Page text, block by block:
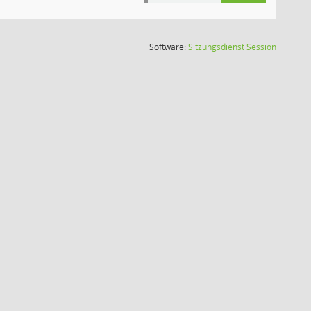
Software:SitzungsdienstSession(Wird in